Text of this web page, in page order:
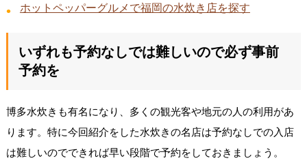
ホットペッパーグルメで福岡の水炊き店を探す
いずれも予約なしでは難しいので必ず事前
予約を
博多水炊きも有名になり、多くの観光客や地元の人の利用があ
ります。特に今回紹介をした水炊きの名店は予約なしでの入店
は難しいのでできれば早い段階で予約をしておきましょう。